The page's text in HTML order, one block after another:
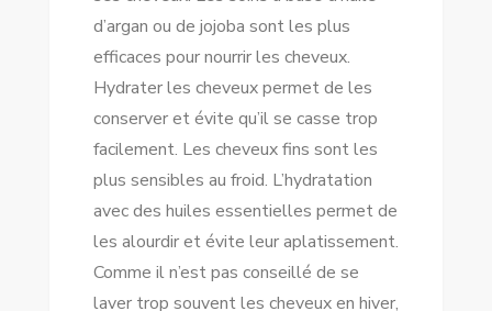
d’argan ou de jojoba sont les plus
efficaces pour nourrir les cheveux.
Hydrater les cheveux permet de les
conserver et évite qu’il se casse trop
facilement. Les cheveux fins sont les
plus sensibles au froid. L’hydratation
avec des huiles essentielles permet de
les alourdir et évite leur aplatissement.
Comme il n’est pas conseillé de se
laver trop souvent les cheveux en hiver,